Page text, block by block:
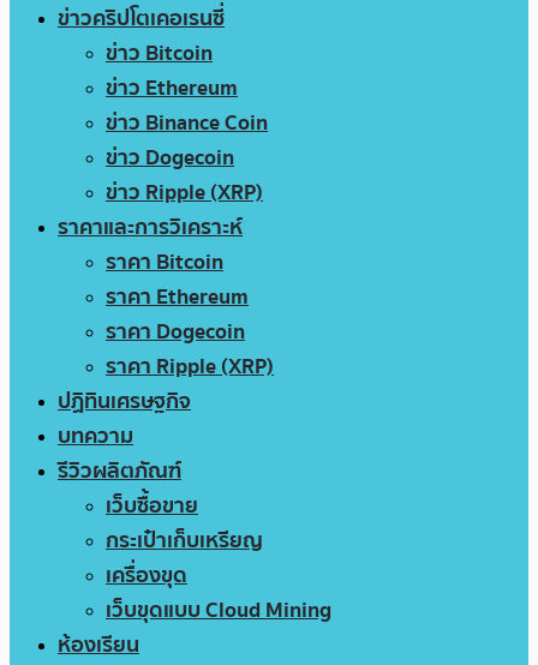
ข่าวคริปโตเคอเรนซี่
ข่าว Bitcoin
ข่าว Ethereum
ข่าว Binance Coin
ข่าว Dogecoin
ข่าว Ripple (XRP)
ราคาและการวิเคราะห์
ราคา Bitcoin
ราคา Ethereum
ราคา Dogecoin
ราคา Ripple (XRP)
ปฏิทินเศรษฐกิจ
บทความ
รีวิวผลิตภัณฑ์
เว็บซื้อขาย
กระเป๋าเก็บเหรียญ
เครื่องขุด
เว็บขุดแบบ Cloud Mining
ห้องเรียน